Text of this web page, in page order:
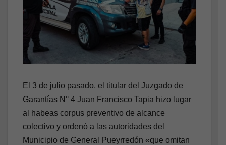
El 3 de julio pasado, el titular del Juzgado de
Garantías N° 4 Juan Francisco Tapia hizo lugar
al habeas corpus preventivo de alcance
colectivo y ordenó a las autoridades del
Municipio de General Pueyrredón «que omitan